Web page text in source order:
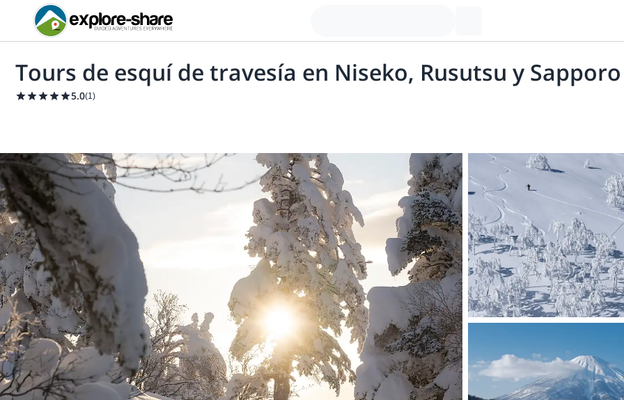
Tours de esquí de travesía en Niseko, Rusutsu y Sapporo
5.0(1)